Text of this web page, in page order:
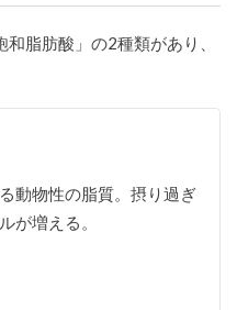
脂肪酸」の2種類があり、
動物性の脂質。摂り過ぎ
が増える。